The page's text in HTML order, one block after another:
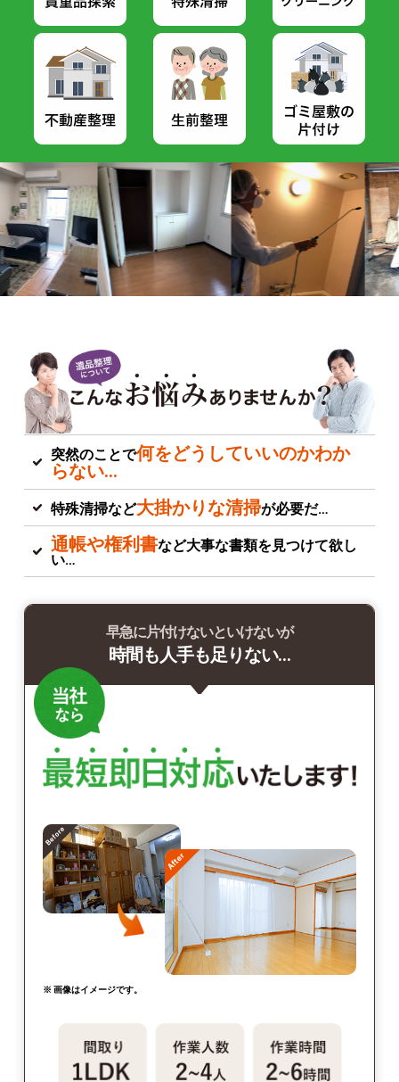
突然のことで何をどうしていいのかわか
らない…
特殊清掃など大掛かりな清掃が必要だ…
通帳や権利書など大事な書類を見つけて欲し
い…
早急に片付けないといけないが
時間も人手も足りない…
※ 画像はイメージです。